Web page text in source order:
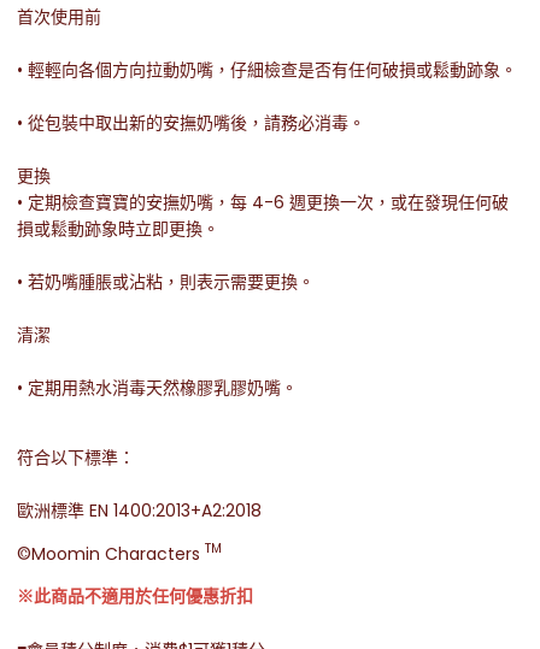
首次使用前
• 輕輕向各個方向拉動奶嘴，仔細檢查是否有任何破損或鬆動跡象。
• 從包裝中取出新的安撫奶嘴後，請務必消毒。
更換
• 定期檢查寶寶的安撫奶嘴，每 4-6 週更換一次，或在發現任何破
損或鬆動跡象時立即更換。
• 若奶嘴腫脹或沾粘，則表示需要更換。
清潔
• 定期用熱水消毒天然橡膠乳膠奶嘴。
符合以下標準：
歐洲標準 EN 1400:2013+A2:2018
©Moomin Characters TM
※此商品不適用於任何優惠折扣